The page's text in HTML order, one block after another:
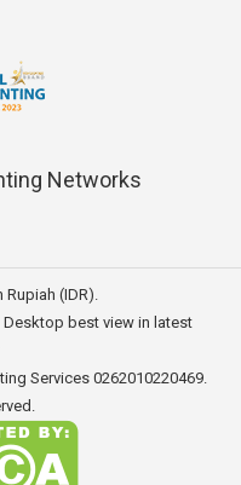
Networks
(IDR).
best view in latest
Services0262010220469.